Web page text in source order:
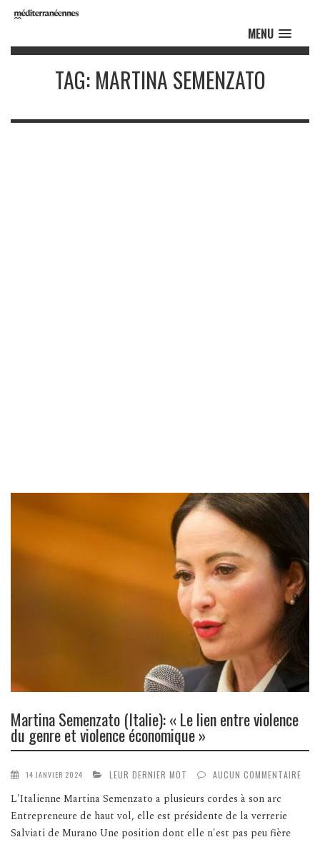
MENU
TAG: MARTINA SEMENZATO
Martina Semenzato (Italie): « Le lien entre violence
du genre et violence économique »
14 JANVIER 2024 LEUR DERNIER MOT AUCUN COMMENTAIRE
L'Italienne Martina Semenzato a plusieurs cordes à son arc
Entrepreneure de haut vol, elle est présidente de la verrerie
Salviati de Murano Une position dont elle n'est pas peu fière